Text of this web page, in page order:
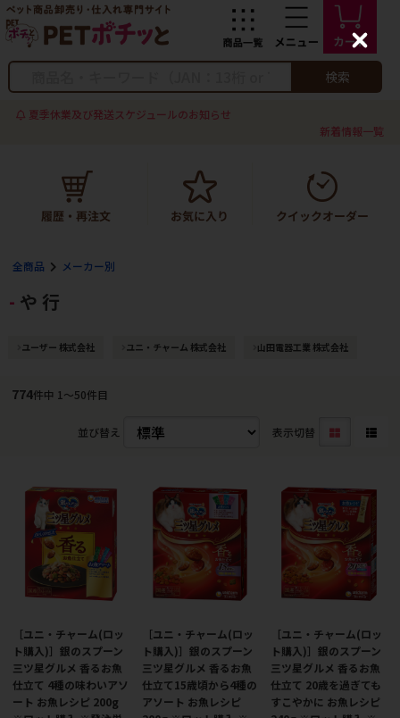
検索
夏季休業及び発送スケジュールのお知らせ
新着情報一覧
全商品 メーカー別
や 行
ユーザー 株式会社 ユニ・チャーム 株式会社 山田電器工業 株式会社
774件中 1〜50件目
並び替え 表示切替
［ユニ・チャーム(ロッ
ト購入)］銀のスプーン
三ツ星グルメ 香るお魚
仕立て 4種の味わいアソ
ート お魚レシピ 200g
［ユニ・チャーム(ロッ
ト購入)］銀のスプーン
三ツ星グルメ 香るお魚
仕立て15歳頃から4種の
アソート お魚レシピ
［ユニ・チャーム(ロッ
ト購入)］銀のスプーン
三ツ星グルメ 香るお魚
仕立て 20歳を過ぎても
すこやかに お魚レシピ
C
l
s